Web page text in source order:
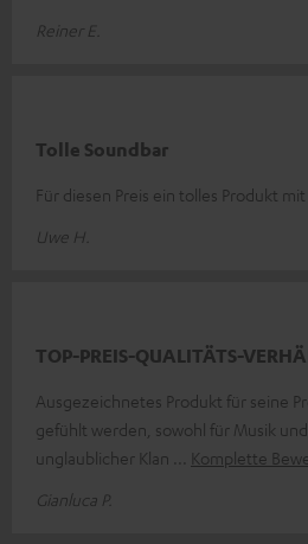
Reiner E.
Tolle Soundbar
Für diesen Preis ein tolles Produkt
Uwe H.
TOP-PREIS-QUALITÄTS-
Ausgezeichnetes Produkt für seine
gefühlt werden, sowohl für Musik
unglaublicher Klan
Komplette
Gianluca P.